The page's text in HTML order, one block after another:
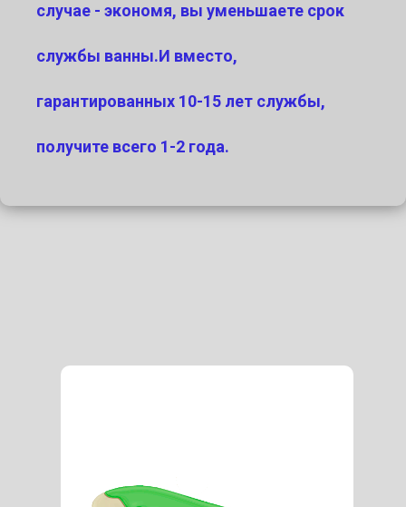
случае - экономя, вы уменьшаете срок
службы ванны.И вместо,
гарантированных 10-15 лет службы,
получите всего 1-2 года.